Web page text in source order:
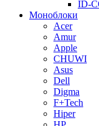
ID-
Моноблоки
Acer
Amur
Apple
CHUWI
Asus
Dell
Digma
F+Tech
Hiper